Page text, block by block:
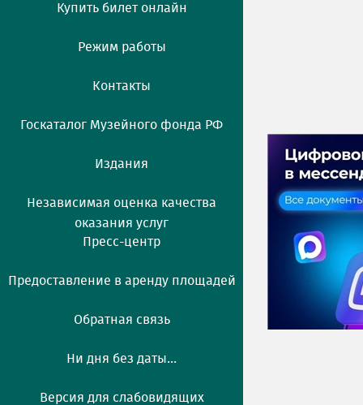
Купить билет онлайн
Режим работы
Контакты
Госкаталог Музейного фонда РФ
Издания
Независимая оценка качества
оказания услуг
Пресс-центр
Предоставление в аренду площадей
Обратная связь
Ни дня без даты...
Версия для слабовидящих